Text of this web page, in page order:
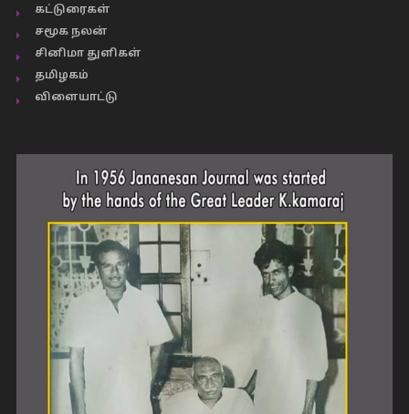
கட்டுரைகள்
சமூக நலன்
சினிமா துளிகள்
தமிழகம்
விளையாட்டு